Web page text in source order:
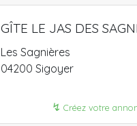
GÎTE LE JAS DES
Les Sagnières
04200 Sigoyer
↯ Créez votre